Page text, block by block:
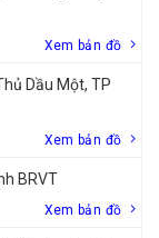
Xem bản đồ
Dầu Một, TP
Xem bản đồ
BRVT
Xem bản đồ